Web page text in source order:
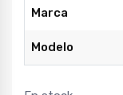
Marca
Modelo